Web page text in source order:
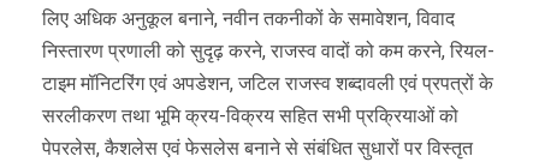
लिए अधिक अनुकूल बनाने, नवीन तकनीकों के समावेशन, विवाद
निस्तारण प्रणाली को सुदृढ़ करने, राजस्व वादों को कम करने, रियल-
टाइम मॉनिटरिंग एवं अपडेशन, जटिल राजस्व शब्दावली एवं प्रपत्रों के
सरलीकरण तथा भूमि क्रय-विक्रय सहित सभी प्रक्रियाओं को
पेपरलेस, कैशलेस एवं फेसलेस बनाने से संबंधित सुधारों पर विस्तृत